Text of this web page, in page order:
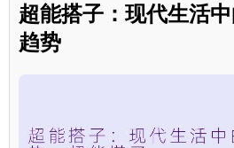
超能搭子：现代生活
趋势